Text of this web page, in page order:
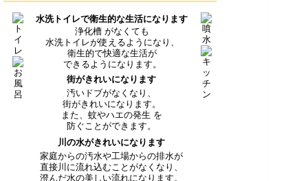
水洗トイレで衛生的な生活になります
浄化槽 がなくても
水洗トイレが使えるようになり、
衛生的で快適な生活が
できるようになります。
街がきれいになります
汚いドブがなくなり、
街がきれいになります。
また、蚊やハエの発生 を
防ぐことができます。
川の水がきれいになります
家庭からの汚水や工場からの排水が
直接川に流れ込むことがなくなり、
澄んだ水の美しい流れになります。